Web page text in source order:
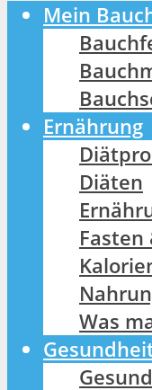
Mein
Ernährung
Diäten
Fasten
Was